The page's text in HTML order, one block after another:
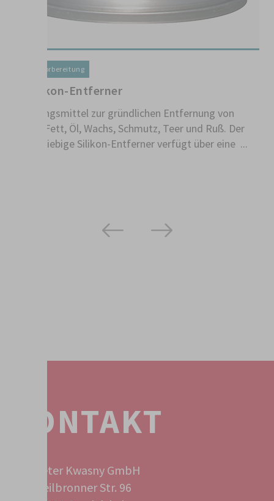
Lackiervorbereitung
1K Silikon-Entferner
Reinigungsmittel zur gründlichen Entfernung von
Silikon, Fett, Öl, Wachs, Schmutz, Teer und Ruß. Der
hochergiebige Silikon-Entferner verfügt über eine ...
KONTAKT
Peter Kwasny GmbH
Heilbronner Str. 96